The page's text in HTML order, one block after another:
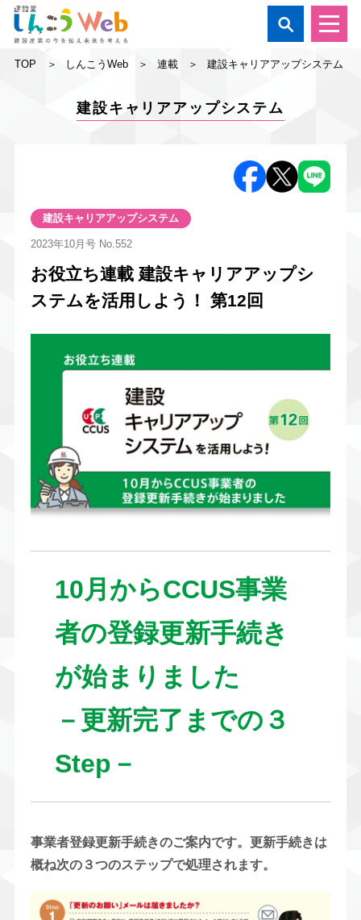

TOP しんこうWeb 連載 建設キャリアアップシステム
建設キャリアアップシステム
建設キャリアアップシステム
2023年10月号No.552
お役立ち連載 建設キャリアアップシ
ステムを活用しよう！ 第12回
10月からCCUS事業
者の登録更新手続き
が始まりました
－更新完了までの３
Step－
事業者登録更新手続きのご案内です。更新手続きは
概ね次の３つのステップで処理されます。